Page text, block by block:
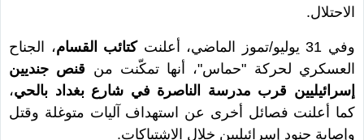
الاحتلال.
وفي 31 يوليو/تموز الماضي، أعلنت كتائب القسام، الجناح
العسكري لحركة "حماس"، أنها تمكّنت من قنص جنديين
إسرائيليين قرب مدرسة الناصرة في شارع بغداد بالحي،
كما أعلنت فصائل أخرى عن استهداف آليات متوغلة وقتل
وإصابة جنود إسرائيليين خلال الاشتباكات.